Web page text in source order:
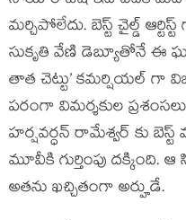
మర్చిపోలేదు. బెస్ట్ చైల్డ్
సుకృతి వేణి డెబ్యూతోనే ఈ
తాత చెట్టు’ కమర్షియల్
పరంగా విమర్శకుల
హర్షవర్ధన్ రామేశ్వర్ కు
మూవీకి గుర్తింపు దక్కింది.
అతను ఖచ్చితంగా అర్హుడే.